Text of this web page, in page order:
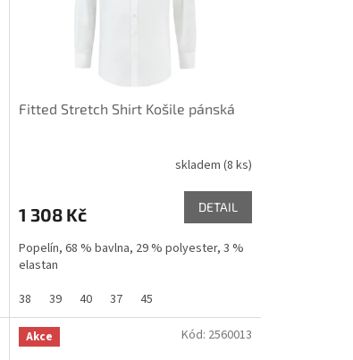
Fitted Stretch Shirt Košile pánská
skladem (8 ks)
1 308 Kč DETAIL
Popelín, 68 % bavlna, 29 % polyester, 3 %
elastan
38
39 40 37 45
Akce Kód: 2560013